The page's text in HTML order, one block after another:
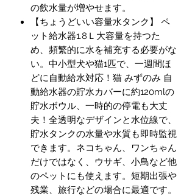
の飲水量が増やせます。
【ちょうどいい容量水タンク】 ペ
ット給水器1.8Ｌ大容量を持つた
め、頻繁的に水を補充する必要がな
い。中小型犬や猫1匹で、一週間ほ
どに自動給水対応！猫 みずのみ 自
動給水器の貯水カバーに約120mlの
貯水ボウル、一時的の停電も大丈
夫！全透明なデザインと水位線で、
貯水タンクの水量や水質も即時監視
できます。ネコちゃん、ワンちゃん
だけではなく、ウサギ、小鳥など他
のペットにも使えます。短期出張や
残業、旅行などの場合に最適です。